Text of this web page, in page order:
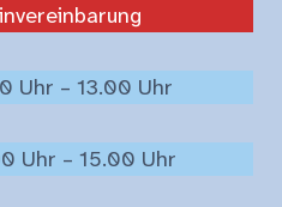
Uhr – 13.00 Uhr
Uhr – 15.00 Uhr